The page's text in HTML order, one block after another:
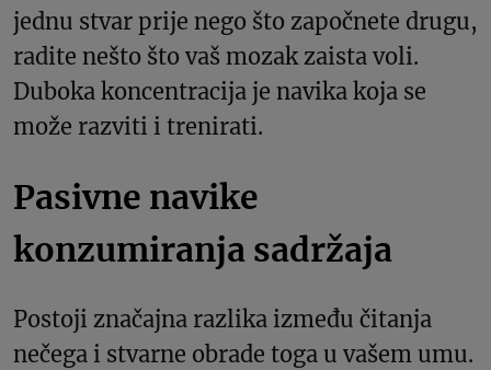
jednu stvar prije nego što započnete drugu,
radite nešto što vaš mozak zaista voli.
Duboka koncentracija je navika koja se
može razviti i trenirati.
Pasivne navike
konzumiranja sadržaja
Postoji značajna razlika između čitanja
nečega i stvarne obrade toga u vašem umu.